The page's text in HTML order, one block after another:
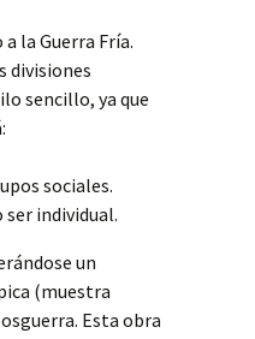
la Guerra Fría.
divisiones
sencillo, ya que
sociales.
individual.
un
(muestra
Esta obra